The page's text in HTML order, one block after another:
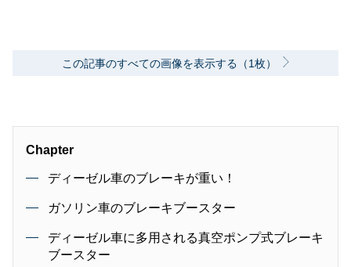
この記事のすべての画像を表示する（1枚）
Chapter
ディーゼル車のブレーキが重い！
ガソリン車のブレーキブースター
ディーゼル車に多用される真空ポンプ式ブレーキ
ブースター